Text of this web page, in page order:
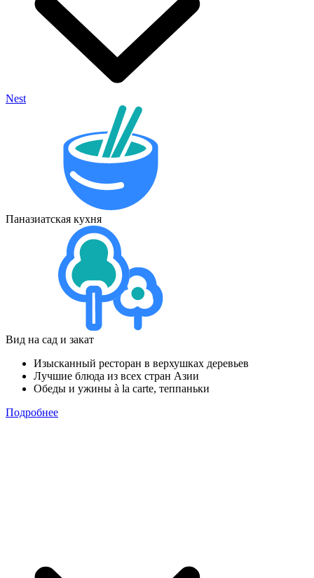
Nest
Паназиатская кухня
Вид на сад и закат
Изысканный ресторан в верхушках деревьев
Лучшие блюда из всех стран Азии
Обеды и ужины à la carte, теппаньки
Подробнее